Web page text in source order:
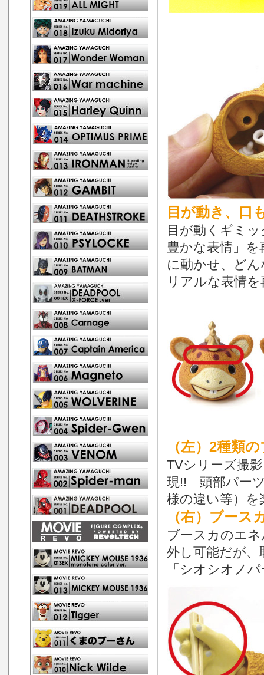
目が動き、口
目が動くギミ
豊かな表情」
に動かせ、ど
リアルな表情
（左）2種類
TVシリーズ撮
現!! 頭部パーツ
様の違い等）を
（右）ブー
ブースカのエ
外し可能だが
「シオシオノ